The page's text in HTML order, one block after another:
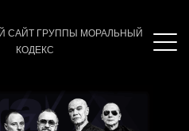
САЙТ ГРУППЫ МОРАЛЬНЫЙ
КОДЕКС